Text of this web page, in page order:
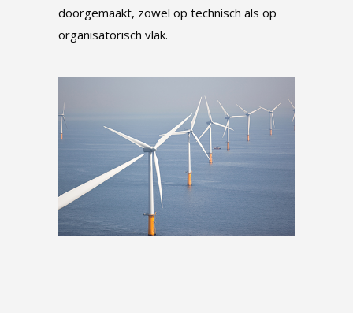
doorgemaakt, zowel op technisch als op
organisatorisch vlak.